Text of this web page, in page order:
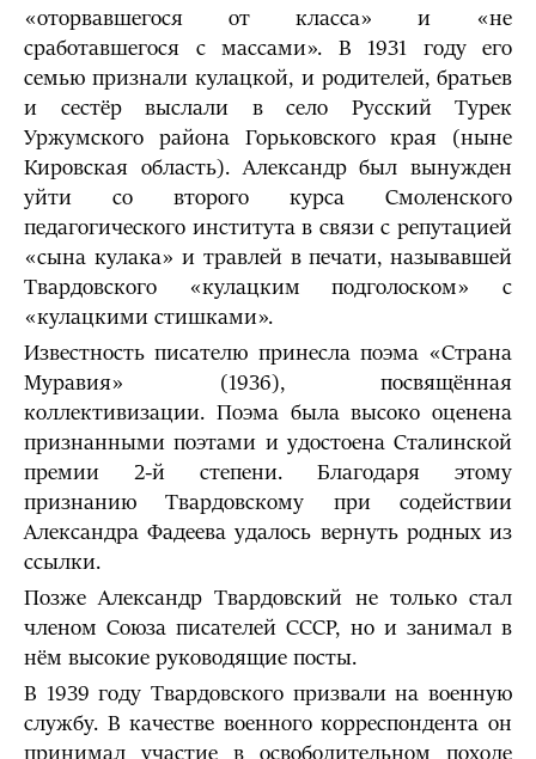
«оторвавшегося от класса» и «не
сработавшегося с массами». В 1931 году его
семью признали кулацкой, и родителей, братьев
и сестёр выслали в село Русский Турек
Уржумского района Горьковского края (ныне
Кировская область). Александр был вынужден
уйти со второго курса Смоленского
педагогического института в связи с репутацией
«сына кулака» и травлей в печати, называвшей
Твардовского «кулацким подголоском» с
«кулацкими стишками».
Известность писателю принесла поэма «Страна
Муравия» (1936), посвящённая
коллективизации. Поэма была высоко оценена
признанными поэтами и удостоена Сталинской
премии 2-й степени. Благодаря этому
признанию Твардовскому при содействии
Александра Фадеева удалось вернуть родных из
ссылки.
Позже Александр Твардовский не только стал
членом Союза писателей СССР, но и занимал в
нём высокие руководящие посты.
В 1939 году Твардовского призвали на военную
службу. В качестве военного корреспондента он
принимал участие в освободительном походе